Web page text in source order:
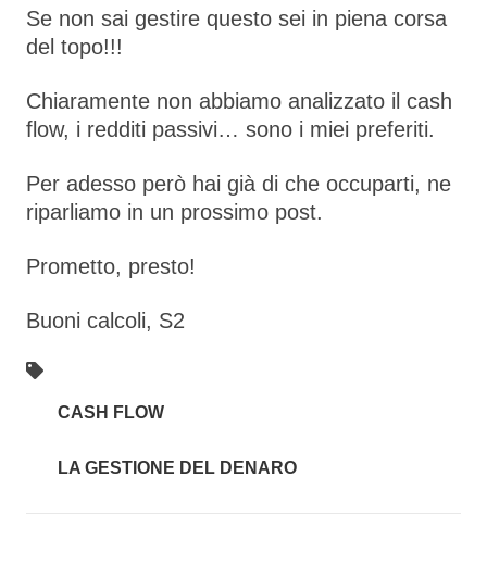
Se non sai gestire questo sei in piena corsa
del topo!!!
Chiaramente non abbiamo analizzato il cash
flow, i redditi passivi… sono i miei preferiti.
Per adesso però hai già di che occuparti, ne
riparliamo in un prossimo post.
Prometto, presto!
Buoni calcoli, S2
CASH FLOW
LA GESTIONE DEL DENARO